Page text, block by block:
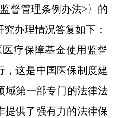
督管理条例办法>〉的
办理情况答复如下：
医疗保障基金使用监督
，这是中国医保制度建
域第一部专门的法律法
提供了强有力的法律保